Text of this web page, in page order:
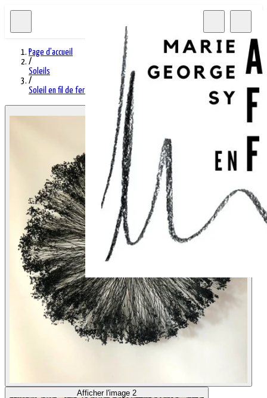
Page d'accueil
/
Soleils
/
Soleil en fil de fer & végétaux - 80
Afficher l'image 1
Afficher l'image 2